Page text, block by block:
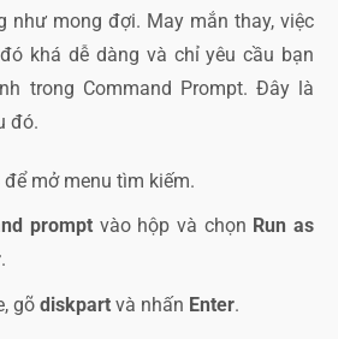
như mong đợi. May mắn thay, việc
khá dễ dàng và chỉ yêu cầu bạn
trong Command Prompt. Đây là
đó.
để mở menu tìm kiếm.
prompt vào hộp và chọn Run as
.
gõ diskpartvà nhấn Enter.